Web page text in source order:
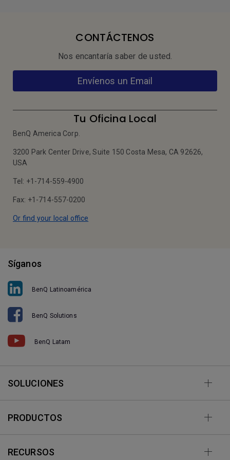
CONTÁCTENOS
Nos encantaría saber de usted.
Envíenos un Email
Tu Oficina Local
BenQ America Corp.
3200 Park Center Drive, Suite 150 Costa Mesa, CA 92626,
USA
Tel: +1-714-559-4900
Fax: +1-714-557-0200
Or find your local office
Síganos
BenQ Latinoamérica
BenQ Solutions
BenQ Latam
SOLUCIONES
PRODUCTOS
RECURSOS